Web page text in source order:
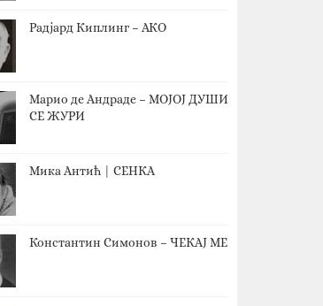
Радјард Киплинг – АКО
Марио де Андраде – МОЈОЈ ДУШИ
СЕ ЖУРИ
Мика Антић | СЕНКА
Константин Симонов – ЧЕКАЈ МЕ